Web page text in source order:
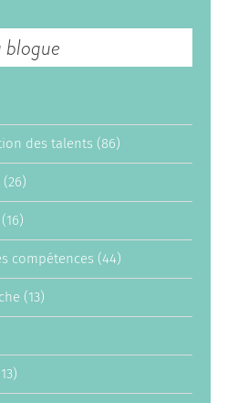
des talents (86)
compétences (44)
(13)